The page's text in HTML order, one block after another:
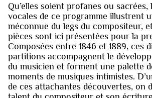
Qu’elles soient profanes ou
vocales de ce programme illustrent
méconnue du legs du compositeur,
pièces sont ici présentées pour la
Composées entre 1846 et 1889, ces
partitions accompagnent le
du musicien et forment une palette
moments de musiques intimistes.
de ces attachantes découvertes, on